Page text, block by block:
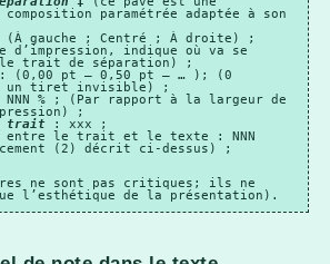
paramétrée adaptée à son
(À gauche ; Centré ; À droite) ;
d’impression, indique où va se
trait de séparation) ;
: (0,00 pt – 0,50 pt – … ); (0
à un tiret invisible) ;
NNN % ; (Par rapport à la largeur de
;
trait
: xxx ;
entre le trait et le texte : NNN
(2) décrit ci-dessus) ;
ne sont pas critiques; ils ne
l’esthétique de la présentation).